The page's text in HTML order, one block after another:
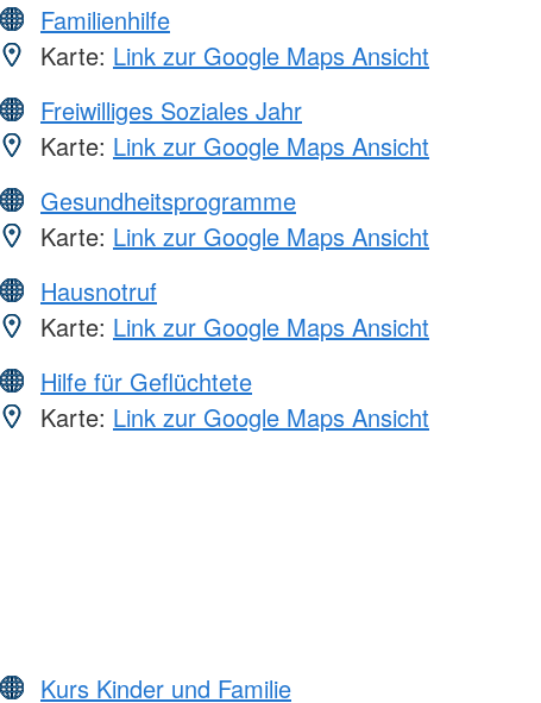
Familienhilfe
Karte: Link zur Google Maps Ansicht
Freiwilliges Soziales Jahr
Karte: Link zur Google Maps Ansicht
Gesundheitsprogramme
Karte: Link zur Google Maps Ansicht
Hausnotruf
Karte: Link zur Google Maps Ansicht
Hilfe für Geflüchtete
Karte: Link zur Google Maps Ansicht
Kurs Kinder und Familie